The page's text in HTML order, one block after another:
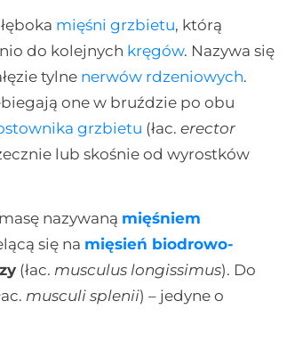
mięśni grzbietu, którą
do kolejnych kręgów. Nazywa się
tylne nerwów rdzeniowych.
one w bruździe po obu
grzbietu (łac.erector
lub skośnie od wyrostków
nazywaną mięśniem
się na mięsień biodrowo-
(łac. musculus longissimus). Do
musculi splenii) – jedyne o